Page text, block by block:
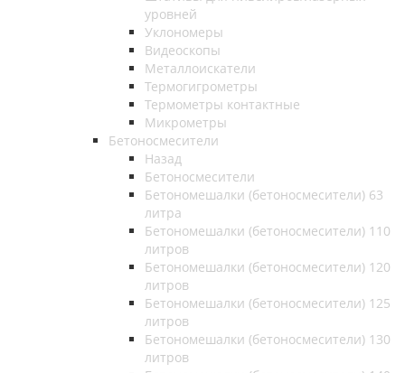
уровней
Уклономеры
Видеоскопы
Металлоискатели
Термогигрометры
Термометры контактные
Микрометры
Бетоносмесители
Назад
Бетоносмесители
Бетономешалки (бетоносмесители) 63
литра
Бетономешалки (бетоносмесители) 110
литров
Бетономешалки (бетоносмесители) 120
литров
Бетономешалки (бетоносмесители) 125
литров
Бетономешалки (бетоносмесители) 130
литров